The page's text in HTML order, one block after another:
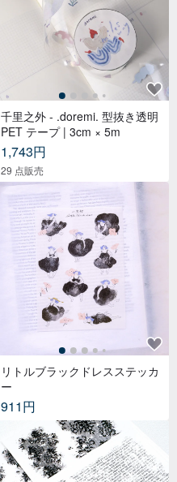
千里之外 - .doremi. 型抜き透明
PET テープ | 3cm × 5m
1,743円
29 点販売
リトルブラックドレスステッカ
ー
911円